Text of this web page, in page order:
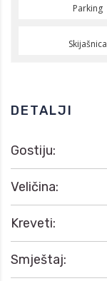
Parking
Skijašnica
DETALJI
Gostiju:
Veličina:
Kreveti:
Smještaj: